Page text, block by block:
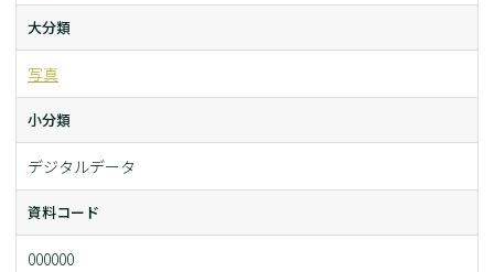
大分類
写真
小分類
デジタルデータ
資料コード
000000